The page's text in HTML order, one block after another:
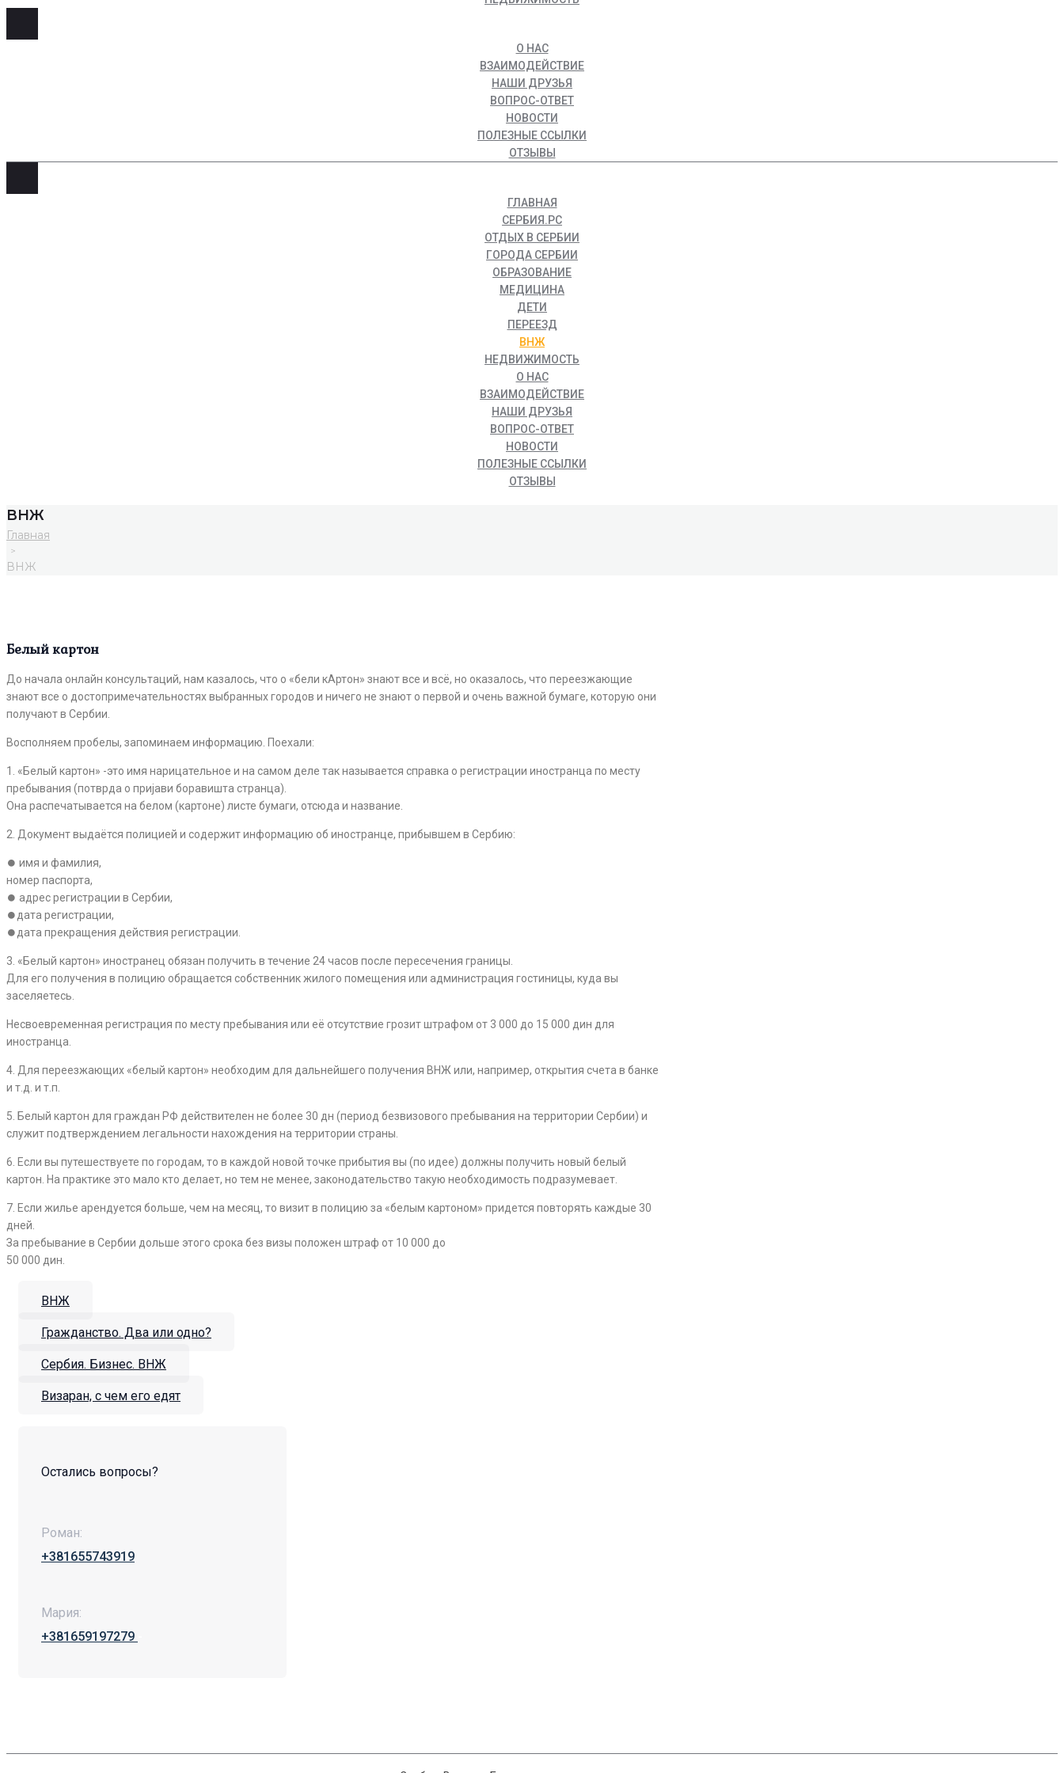
О НАС
ВЗАИМОДЕЙСТВИЕ
НАШИ ДРУЗЬЯ
ВОПРОС-ОТВЕТ
НОВОСТИ
ПОЛЕЗНЫЕ ССЫЛКИ
ОТЗЫВЫ
ГЛАВНАЯ
СЕРБИЯ.РС
ОТДЫХ В СЕРБИИ
ГОРОДА СЕРБИИ
ОБРАЗОВАНИЕ
МЕДИЦИНА
ДЕТИ
ПЕРЕЕЗД
ВНЖ
НЕДВИЖИМОСТЬ
О НАС
ВЗАИМОДЕЙСТВИЕ
НАШИ ДРУЗЬЯ
ВОПРОС-ОТВЕТ
НОВОСТИ
ПОЛЕЗНЫЕ ССЫЛКИ
ОТЗЫВЫ
ВНЖ
Главная
>
ВНЖ
Белый картон
До начала онлайн консультаций, нам казалось, что о «бели кАртон» знают все и всё, но оказалось, что переезжающие
знают все о достопримечательностях выбранных городов и ничего не знают о первой и очень важной бумаге, которую они
получают в Сербии.
Восполняем пробелы, запоминаем информацию. Поехали:
1. «Белый картон» -это имя нарицательное и на самом деле так называется справка о регистрации иностранца по месту
пребывания (потврда о пријави боравишта странца).
Она распечатывается на белом (картоне) листе бумаги, отсюда и название.
2. Документ выдаётся полицией и содержит информацию об иностранце, прибывшем в Сербию:
⏺ имя и фамилия,
номер паспорта,
⏺ адрес регистрации в Сербии,
⏺дата регистрации,
⏺дата прекращения действия регистрации.
3. «Белый картон» иностранец обязан получить в течение 24 часов после пересечения границы.
Для его получения в полицию обращается собственник жилого помещения или администрация гостиницы, куда вы
заселяетесь.
Несвоевременная регистрация по месту пребывания или её отсутствие грозит штрафом от 3 000 до 15 000 дин для
иностранца.
4. Для переезжающих «белый картон» необходим для дальнейшего получения ВНЖ или, например, открытия счета в банке
и т.д. и т.п.
5. Белый картон для граждан РФ действителен не более 30 дн (период безвизового пребывания на территории Сербии) и
служит подтверждением легальности нахождения на территории страны.
6. Если вы путешествуете по городам, то в каждой новой точке прибытия вы (по идее) должны получить новый белый
картон. На практике это мало кто делает, но тем не менее, законодательство такую необходимость подразумевает.
7. Если жилье арендуется больше, чем на месяц, то визит в полицию за «белым картоном» придется повторять каждые 30
дней.
За пребывание в Сербии дольше этого срока без визы положен штраф от 10 000 до
50 000 дин.
ВНЖ
Гражданство. Два или одно?
Сербия. Бизнес. ВНЖ
Визаран, с чем его едят
Остались вопросы?
Роман:
+381655743919
Мария:
+381659197279